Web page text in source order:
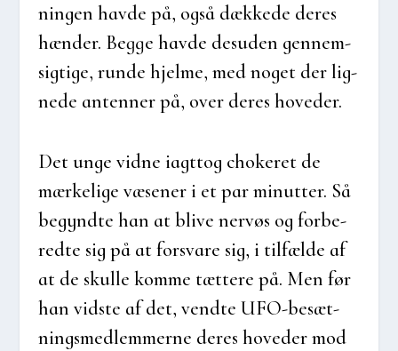
nin­gen hav­de på, også dæk­ke­de deres
hæn­der. Beg­ge hav­de des­u­den gen­nem­
sig­ti­ge, run­de hjel­me, med noget der lig­
ne­de anten­ner på, over deres hove­d­er.
Det unge vid­ne iagt­tog cho­ke­ret de
mær­ke­li­ge væse­ner i et par minut­ter. Så
begynd­te han at bli­ve nervøs og for­be­
red­te sig på at for­sva­re sig, i til­fæl­de af
at de skul­le kom­me tæt­te­re på. Men før
han vid­ste af det, vend­te UFO-besæt­
nings­med­lem­mer­ne deres hove­d­er mod